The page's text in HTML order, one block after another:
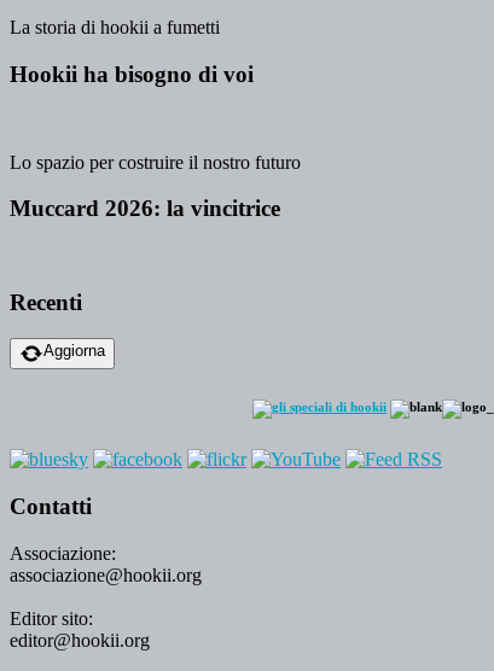
La storia di hookii a fumetti
Hookii ha bisogno di voi
Lo spazio per costruire il nostro futuro
Muccard 2026: la vincitrice
Recenti
Aggiorna
Contatti
Associazione:
associazione@hookii.org
Editor sito:
editor@hookii.org